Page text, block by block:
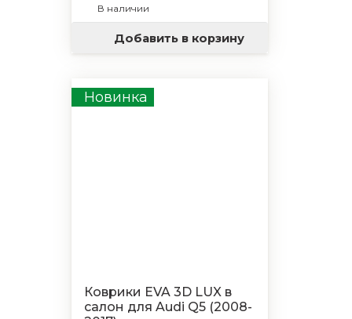
В наличии
Добавить в корзину
Новинка
Коврики EVA 3D LUX в
салон для Audi Q5 (2008-